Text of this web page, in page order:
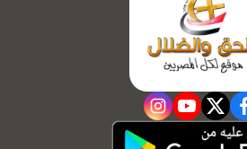
facebook
twitter
youtube
instagram